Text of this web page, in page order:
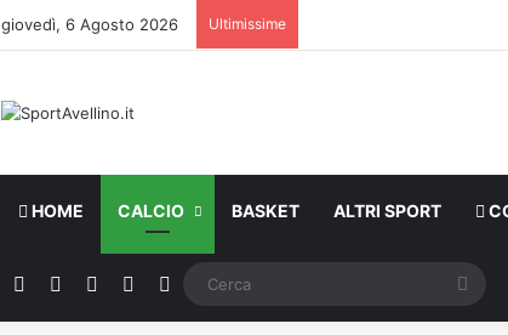
giovedì, 6 Agosto 2026 Ultimissime
HOME CALCIO BASKET ALTRI SPORT
Facebook You TubeInstagram
WhatsApp Cerca